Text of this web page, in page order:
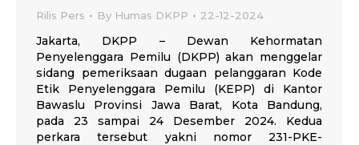
Rilis Pers By Humas DKPP 22-12-2024
Jakarta, DKPP – Dewan Kehormatan
Penyelenggara Pemilu (DKPP) akan menggelar
sidang pemeriksaan dugaan pelanggaran Kode
Etik Penyelenggara Pemilu (KEPP) di Kantor
Bawaslu Provinsi Jawa Barat, Kota Bandung,
pada 23 sampai 24 Desember 2024. Kedua
perkara tersebut yakni nomor 231-PKE-